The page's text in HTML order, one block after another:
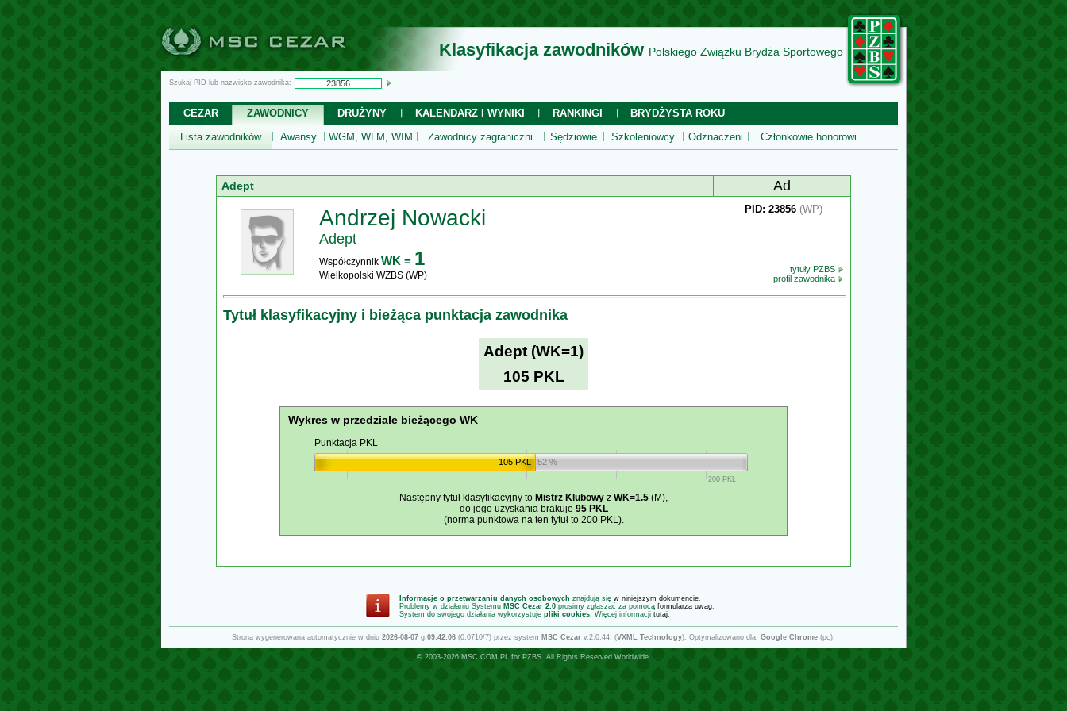
Klasyfikacja zawodników Polskiego Związku Brydża Sportowego
Szukaj PID lub nazwisko zawodnika:
CEZAR ZAWODNICY DRUŻYNY KALENDARZ I WYNIKI RANKINGI
BRYDŻYSTA ROKU
Lista zawodników
Awansy WGM, WLM, WIM Zawodnicy zagraniczni Sędziowie Szkoleniowcy Odznaczeni Członkowie honorowi
Adept Ad
Andrzej Nowacki
Adept
Współczynnik WK = 1
Wielkopolski WZBS (WP)
PID: 23856 (WP)
tytuły PZBS
profil zawodnika
Tytuł klasyfikacyjny i bieżąca punktacja zawodnika
Adept (WK=1)
105 PKL
Wykres w przedziale bieżącego WK
Punktacja PKL
200 PKL
105 PKL 52 %
Następny tytuł klasyfikacyjny to Mistrz Klubowy z WK=1.5 (M),
do jego uzyskania brakuje 95 PKL
(norma punktowa na ten tytuł to 200 PKL).
Informacje o przetwarzaniu danych osobowych znajdują się w niniejszym dokumencie.
Problemy w działaniu Systemu MSC Cezar 2.0 prosimy zgłaszać za pomocą formularza uwag.
System do swojego działania wykorzystuje pliki cookies. Więcej informacji tutaj.
Strona wygenerowana automatycznie w dniu 2026-08-07 g.09:42:06 (0.0710/7) przez system MSC Cezar v.2.0.44. (VXML Technology). Optymalizowano dla: Google Chrome (pc).
© 2003-2026 MSC.COM.PLfor PZBS. All Rights Reserved Worldwide.